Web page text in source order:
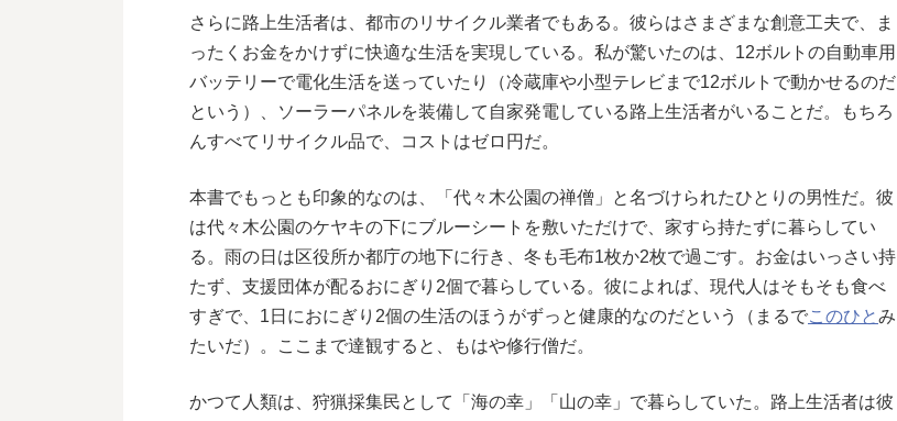
さらに路上生活者は、都市のリサイクル業者でもある。彼らはさまざまな創意工夫で、ま
ったくお金をかけずに快適な生活を実現している。私が驚いたのは、12ボルトの自動車用
バッテリーで電化生活を送っていたり（冷蔵庫や小型テレビまで12ボルトで動かせるのだ
という）、ソーラーパネルを装備して自家発電している路上生活者がいることだ。もちろ
んすべてリサイクル品で、コストはゼロ円だ。
本書でもっとも印象的なのは、「代々木公園の禅僧」と名づけられたひとりの男性だ。彼
は代々木公園のケヤキの下にブルーシートを敷いただけで、家すら持たずに暮らしてい
る。雨の日は区役所か都庁の地下に行き、冬も毛布1枚か2枚で過ごす。お金はいっさい持
たず、支援団体が配るおにぎり2個で暮らしている。彼によれば、現代人はそもそも食べ
すぎで、1日におにぎり2個の生活のほうがずっと健康的なのだという（まるでこのひとみ
たいだ）。ここまで達観すると、もはや修行僧だ。
かつて人類は、狩猟採集民として「海の幸」「山の幸」で暮らしていた。路上生活者は彼